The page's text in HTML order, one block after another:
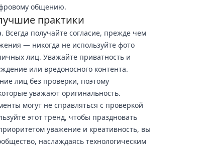
общению.
практики
получайте согласие, прежде чем
— никогда не используйте фото
лиц. Уважайте приватность и
или вредоносного контента.
лиц без проверки, поэтому
уважают оригинальность.
могут не справляться с проверкой
этот тренд, чтобы праздновать
уважение и креативность, вы
наслаждаясь технологическим